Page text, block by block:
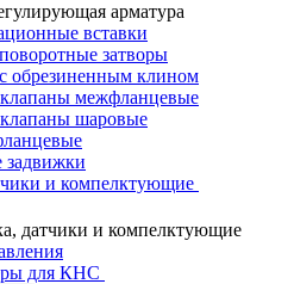
арматура
вставки
затворы
обрезиненным клином
межфланцевые
шаровые
и компелктующие
датчики и компелктующие
для КНС